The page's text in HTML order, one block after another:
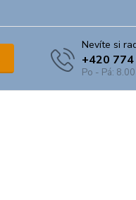
Nevíte si
+420
Po - Pá: